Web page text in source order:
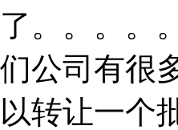
了。。。。
们公司有很
以转让一个